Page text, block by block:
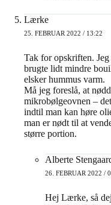
Lærke
25. FEBRUAR 2022 / 13:22
Tak for opskriften.
brugte lidt mindre
elsker hummus varm.
Må jeg foreslå, at
mikrobølgeovnen –
indtil man kan høre
man er nødt til at
større portion.
Alberte
26. FEBRUAR 2022 /
Hej Lærke, så